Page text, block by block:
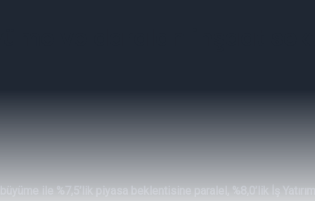
ve daralan inşaat
ile %7,5’lik piyasa beklentisine paralel, %8,0’lik İş